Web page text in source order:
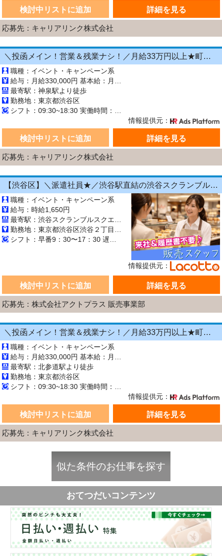
検討中リストに追加 詳細を見る
応募先：キャリアリンク株式会社
＼投函メイン！営業＆残業ナシ！／月給33万円以上★町歩きをしながら投函♪20～50代活躍中☆年間休日125日以上！[26750229]
職種：イベント・キャンペーン系
給与：月給330,000円 基本給：月330,000円 ※固定残業代（月45時間分の70,000円）を上記に含む ※超過時間分は別途支給 ■交通費支給（規定あり） ■賞与：年2回（6月・12月） 固定残業代の有無：有り 固定残業代の金額：70,000 固定残業代の時間：45時間 ※超過分は別途支給します。
最寄駅：神泉駅より徒歩
勤務地：東京都渋谷区
シフト：09:30~18:30 実働時間：8時間／日 休憩1時間
情報提供元：
検討中リストに追加 詳細を見る
応募先：キャリアリンク株式会社
【渋谷区】＼派遣社員★／渋谷駅直結の渋谷スクランブルスクエア♪《時給1,650円》信州りんごを使う薔薇のタルト販売#レジ経験◎《土日含む週3日〜!》交通費全額支給
職種：イベント・キャンペーン系
給与：時給1,650円
最寄駅：渋谷スクランブルスクエア ＊JR山手線・埼京線・湘南新宿ライン・成田エクスプレス「渋谷」駅直結 ＊京王井の頭線「渋谷」駅直結 ＊東京メトロ銀座線「渋谷」駅直結
勤務地：東京都渋谷区渋谷２丁目２４−１２
シフト：早番9：30〜17：30 遅番13：30〜21：30
情報提供元：
検討中リストに追加 詳細を見る
応募先：株式会社アクトプラス 販売事業部
＼投函メイン！営業＆残業ナシ！／月給33万円以上★町歩きをしながら投函♪20～50代活躍中☆年間休日125日以上！[26750231]
職種：イベント・キャンペーン系
最寄駅：北参道駅より徒歩
勤務地：東京都渋谷区
情報提供元：
検討中リストに追加 詳細を見る
応募先：キャリアリンク株式会社
似た条件のお仕事を探す
おてつだいコンテンツ